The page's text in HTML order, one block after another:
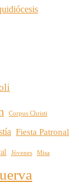
Corpus Christi
Fiesta Patronal
Jóvenes Misa